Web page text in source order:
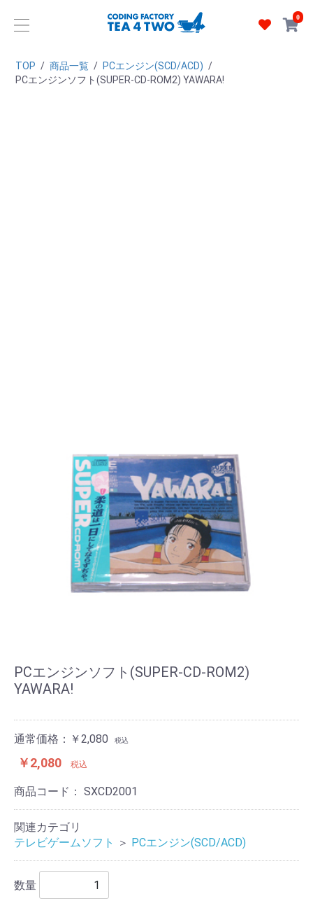
0
TOP / 商品一覧 / PCエンジン(SCD/ACD) /
PCエンジンソフト(SUPER-CD-ROM2) YAWARA!
PCエンジンソフト(SUPER-CD-ROM2)
YAWARA!
通常価格：￥2,080 税込
￥2,080 税込
商品コード： SXCD2001
関連カテゴリ
テレビゲームソフト
＞ PCエンジン(SCD/ACD)
数量